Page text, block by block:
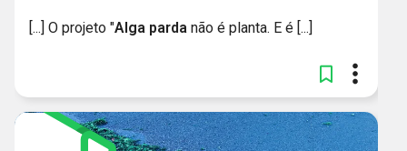
[...] O projeto "Alga parda não é planta. E é [...]